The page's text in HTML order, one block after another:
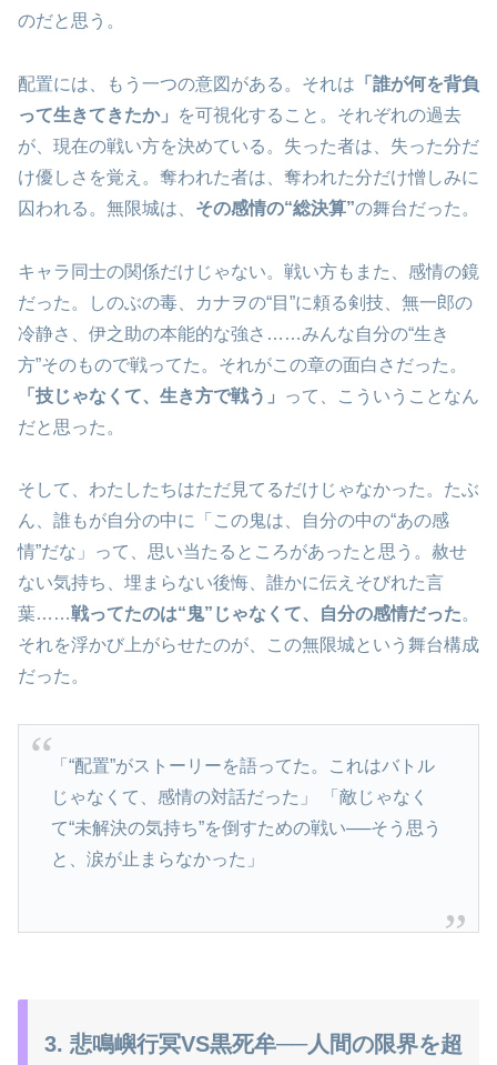
のだと思う。
配置には、もう一つの意図がある。それは 「誰が何を背負
って生きてきたか」
を可視化すること。それぞれの過去
が、現在の戦い方を決めている。失った者は、失った分だ
け優しさを覚え。奪われた者は、奪われた分だけ憎しみに
囚われる。無限城は、 その感情の“総決算”の舞台だった。
キャラ同士の関係だけじゃない。戦い方もまた、感情の鏡
だった。しのぶの毒、カナヲの“目”に頼る剣技、無一郎の
冷静さ、伊之助の本能的な強さ……みんな自分の“生き
方”そのもので戦ってた。それがこの章の面白さだった。
「技じゃなくて、生き方で戦う」
って、こういうことなん
だと思った。
そして、わたしたちはただ見てるだけじゃなかった。たぶ
ん、誰もが自分の中に「この鬼は、自分の中の“あの感
情”だな」って、思い当たるところがあったと思う。赦せ
ない気持ち、埋まらない後悔、誰かに伝えそびれた言
葉……戦ってたのは“鬼”じゃなくて、自分の感情だった。
それを浮かび上がらせたのが、この無限城という舞台構成
だった。
「“配置”がストーリーを語ってた。これはバトル
じゃなくて、感情の対話だった」 「敵じゃなく
て“未解決の気持ち”を倒すための戦い──そう思う
と、涙が止まらなかった」
3. 悲鳴嶼行冥VS黒死牟──人間の限界を超